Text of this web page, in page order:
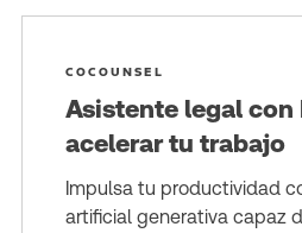
COCOUNSEL
Asistente legal con
acelerar tu trabajo
Impulsa tu productividad
artificial generativa capaz